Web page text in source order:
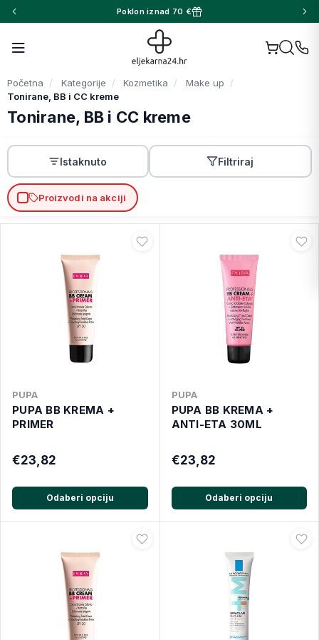
Poklon iznad 70 €
Početna Kategorije Kozmetika
Make up
Tonirane, BB i CC kreme
Tonirane, BB i CC kreme
Istaknuto Filtriraj
Proizvodi na akciji
PUPA
PUPA BB KREMA +
PRIMER
€23,82
Odaberi opciju
PUPA
PUPA BB KREMA +
ANTI-ETA 30ML
€23,82
Odaberi opciju